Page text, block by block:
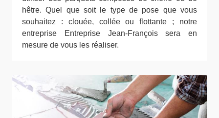
hêtre. Quel que soit le type de pose que vous
souhaitez : clouée, collée ou flottante ; notre
entreprise Entreprise Jean-François sera en
mesure de vous les réaliser.